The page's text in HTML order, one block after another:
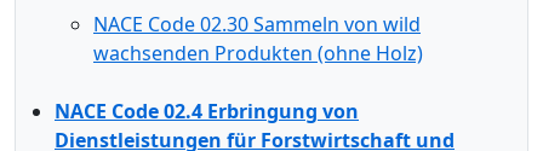
NACE Code 02.30 Sammeln von wild
wachsenden Produkten (ohne Holz)
NACE Code 02.4 Erbringung von
Dienstleistungen für Forstwirtschaft und